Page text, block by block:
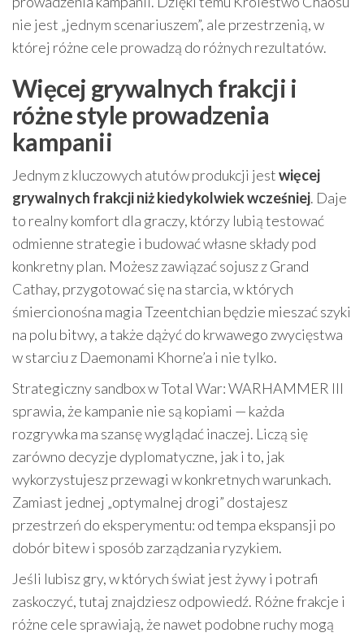
nie jest „jednym scenariuszem”, ale przestrzenią, w
której różne cele prowadzą do różnych rezultatów.
Więcej grywalnych frakcji i
różne style prowadzenia
kampanii
Jednym z kluczowych atutów produkcji jestwięcej
grywalnych frakcji niż kiedykolwiek wcześniej. Daje
to realny komfort dla graczy, którzy lubią testować
odmienne strategie i budować własne składy pod
konkretny plan. Możesz zawiązać sojusz z Grand
Cathay, przygotować się na starcia, w których
śmiercionośna magia Tzeentchian będzie mieszać szyki
na polu bitwy, a także dążyć do krwawego zwycięstwa
w starciu z Daemonami Khorne’a i nie tylko.
Strategiczny sandbox w Total War: WARHAMMER III
sprawia, że kampanie nie są kopiami — każda
rozgrywka ma szansę wyglądać inaczej. Liczą się
zarówno decyzje dyplomatyczne, jak i to, jak
wykorzystujesz przewagi w konkretnych warunkach.
Zamiast jednej „optymalnej drogi” dostajesz
przestrzeń do eksperymentu: od tempa ekspansji po
dobór bitew i sposób zarządzania ryzykiem.
Jeśli lubisz gry, w których świat jest żywy i potrafi
zaskoczyć, tutaj znajdziesz odpowiedź. Różne frakcje i
różne cele sprawiają, że nawet podobne ruchy mogą